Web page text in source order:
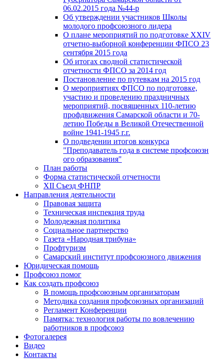
06.02.2015 года №44-р
Об утверждении участников Школы
молодого профсоюзного лидера
О плане мероприятий по подготовке XXIV
отчетно-выборной конференции ФПСО 23
сентября 2015 года
Об итогах сводной статистической
отчетности ФПСО за 2014 год
Постановление по путевкам на 2015 год
О мероприятиях ФПСО по подготовке,
участию и проведению праздничных
мероприятий, посвященных 110-летию
профдвижения Самарской области и 70-
летию Победы в Великой Отечественной
войне 1941-1945 г.г.
О подведении итогов конкурса
"Преподаватель года в системе профсоюзн
ого образования"
План работы
Форма статистической отчетности
XII Съезд ФНПР
Направления деятельности
Правовая защита
Техническая инспекция труда
Молодежная политика
Социальное партнерство
Газета «Народная трибуна»
Профтуризм
Самарский институт профсоюзного движения
Юридическая помощь
Профсоюз помог
Как создать профсоюз
В помощь профсоюзным организаторам
Методика создания профсоюзных организаций
Регламент Конференции
Памятка: технология работы по вовлечению
работников в профсоюз
Фотогалерея
Видео
Контакты